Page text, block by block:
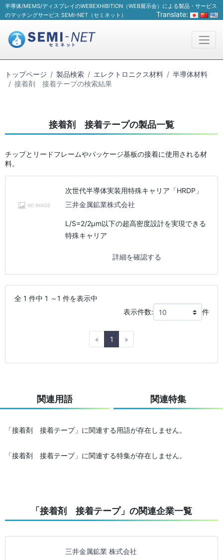
半導体/MEMS/ディスプレイのWEBEXHIBITION（WEB展示会）による製品・サービス
のマッチングサービス SEMI-NET（セミネット）
Translate:
トップページ 製品検索 エレクトロニクス材料
半導体材料
接着剤 接着テープの検索結果
接着剤 接着テープの製品一覧
チップとリードフレームやパッケージ基板の接着に使用される材
料。
次世代半導体実装用特殊キャリア「HRDP」
三井金属鉱業株式会社
L/S=2/2μm以下の超高密度設計を実現できる
特殊キャリア
詳細を確認する
全 1 件中 1 ～1 件を表示中
表示件数:
件
« Previous
1 »Next
関連用語 関連特集
「接着剤 接着テープ」に関連する用語が存在しません。
「接着剤 接着テープ」に関連する特集が存在しません。
「接着剤 接着テープ」の関連企業一覧
三井金属鉱業 株式会社